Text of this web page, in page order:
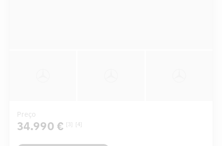
Preço
34.990 € [3] [4]